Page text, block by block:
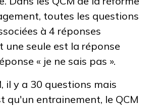
toutes les questions
à 4 réponses
une seule est la réponse
« je ne sais pas ».
il y a 30 questions mais
qu'un entrainement, le QCM